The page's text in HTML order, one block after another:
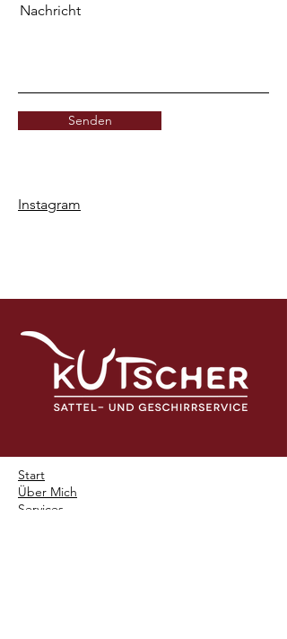
Nachricht
Senden
Instagram
Start
Über Mich
Services